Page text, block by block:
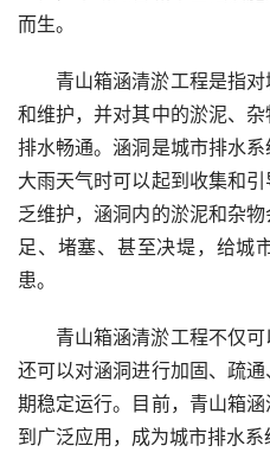
而生。
青山箱涵清淤工程是指
和维护，并对其中的淤泥、
排水畅通。涵洞是城市排水系
大雨天气时可以起到收集和
乏维护，涵洞内的淤泥和杂
足、堵塞、甚至决堤，给城
患。
青山箱涵清淤工程不仅可
还可以对涵洞进行加固、疏
期稳定运行。目前，青山箱
到广泛应用，成为城市排水系